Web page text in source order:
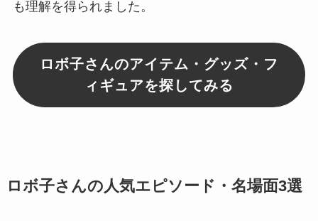
も理解を得られました。
ロボ子さんのアイテム・グッズ・フ
ィギュアを探してみる
ロボ子さんの人気エピソード・名場面3選